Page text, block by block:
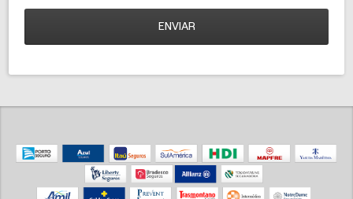
ENVIAR